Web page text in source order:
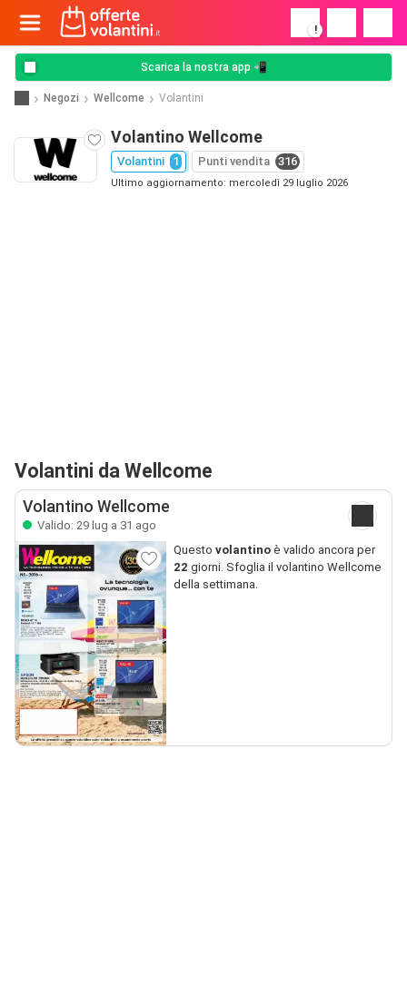
!
Scarica la nostra app 📲
Negozi Wellcome Volantini
Volantino Wellcome
Volantini 1 Punti vendita 316
Ultimo aggiornamento: mercoledì 29 luglio 2026
Volantini da Wellcome
Volantino Wellcome
Valido: 29 lug a 31 ago
Questo volantinoè valido ancora per
22 giorni. Sfoglia il volantino Wellcome
della settimana.